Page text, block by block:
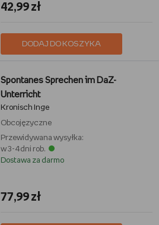
42,99 zł
DODAJ DO KOSZYKA
Spontanes Sprechen im DaZ-
Unterricht
Kronisch Inge
Obcojęzyczne
Przewidywana wysyłka:
w 3-4 dni rob.
Dostawa za darmo
77,99 zł